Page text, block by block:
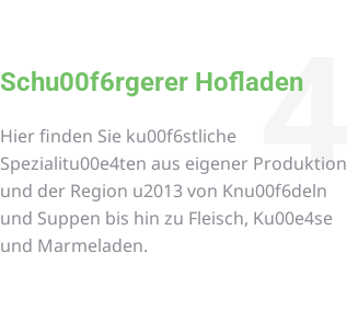
4
Schu00f6rgerer Hofladen
Hier finden Sie ku00f6stliche
Spezialitu00e4ten aus eigener Produktion
und der Region u2013 von Knu00f6deln
und Suppen bis hin zu Fleisch, Ku00e4se
und Marmeladen.